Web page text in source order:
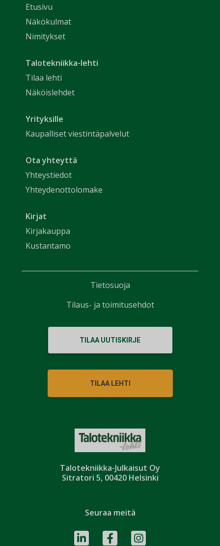
Talotekniikka-Julkaisut Oy
Sitratori 5, 00420 Helsinki
Etusivu
Näkökulmat
Nimitykset
Talotekniikka-lehti
Tilaa lehti
Näköislehdet
Yrityksille
Kaupalliset viestintäpalvelut
Ota yhteyttä
Yhteystiedot
Yhteydenottolomake
Kirjat
Kirjakauppa
Kustantamo
TILAA UUTISKIRJE
TILAA LEHTI
Seuraa meitä
Tietosuoja
Tilaus- ja toimitusehdot